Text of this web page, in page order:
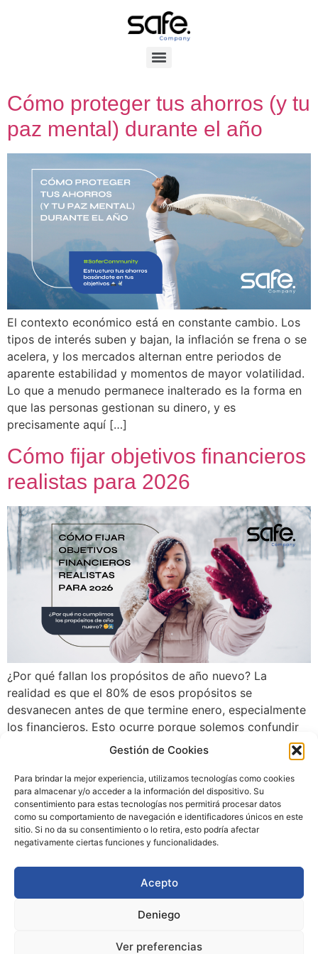
Gestión de Cookies
Para brindar la mejor experiencia, utilizamos tecnologías como cookies
para almacenar y/o acceder a la información del dispositivo. Su
consentimiento para estas tecnologías nos permitirá procesar datos
como su comportamiento de navegación e identificadores únicos en este
sitio. Si no da su consentimiento o lo retira, esto podría afectar
negativamente ciertas funciones y funcionalidades.
Acepto
Deniego
Ver preferencias
Cómo proteger tus ahorros (y tu
paz mental) durante el año
El contexto económico está en constante cambio. Los
tipos de interés suben y bajan, la inflación se frena o se
acelera, y los mercados alternan entre periodos de
aparente estabilidad y momentos de mayor volatilidad.
Lo que a menudo permanece inalterado es la forma en
que las personas gestionan su dinero, y es
precisamente aquí […]
Cómo fijar objetivos financieros
realistas para 2026
¿Por qué fallan los propósitos de año nuevo? La
realidad es que el 80% de esos propósitos se
desvanecen antes de que termine enero, especialmente
los financieros. Esto ocurre porque solemos confundir
un deseo —quiero gestionar mejor mi dinero— con una
estrategia —voy a destinar X euros al mes a un objetivo
concreto. Si tu […]